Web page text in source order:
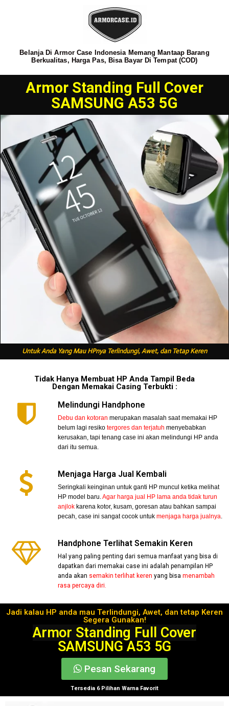
Belanja Di Armor Case Indonesia Memang Mantaap Barang
Berkualitas, Harga Pas, Bisa Bayar Di Tempat (COD)
Armor Standing Full Cover
SAMSUNG A53 5G
Untuk Anda Yang Mau HPnya Terlindungi, Awet, dan Tetap Keren
Tidak Hanya Membuat HP Anda Tampil Beda
Dengan Memakai Casing Terbukti :
Melindungi Handphone
Debu dan kotoran merupakan masalah saat memakai HP
belum lagi resiko tergores dan terjatuh menyebabkan
kerusakan, tapi tenang case ini akan melindungi HP anda
dari itu semua.
Menjaga Harga Jual Kembali
Seringkali keinginan untuk ganti HP muncul ketika melihat
HP model baru.Agar harga jual HP lama anda tidak turun
anjlok karena kotor, kusam, goresan atau bahkan sampai
pecah, case ini sangat cocok untukmenjaga harga jualnya.
Handphone Terlihat Semakin Keren
Hal yang paling penting dari semua manfaat yang bisa di
dapatkan dari memakai case ini adalah penampilan HP
anda akan semakin terlihat keren yang bisamenambah
rasa percaya diri.
Jadi kalau HP anda mau Terlindungi, Awet, dan tetap Keren
Segera Gunakan!
Armor Standing Full Cover
SAMSUNG A53 5G
Pesan Sekarang
Tersedia 6 Pilihan Warna Favorit